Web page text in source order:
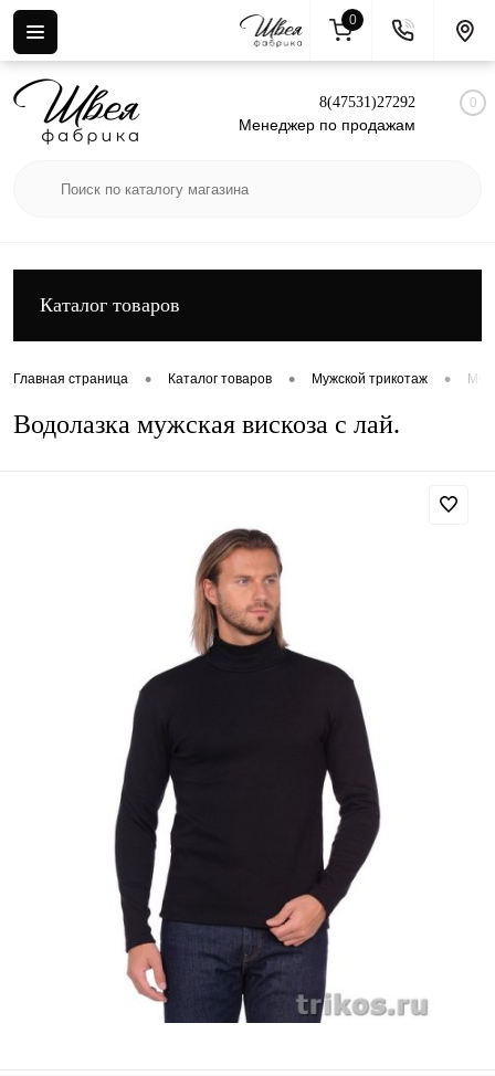
Вход Регистрация
8(47531)27292
Менеджер по продажам
0
Каталог товаров
Главная страница • Каталог товаров • Мужской трикотаж •
Водолазка мужская вискоза с лай.
0